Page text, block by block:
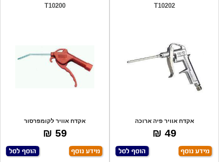
T10202
אקדח אוויר פיה ארוכה
49 ₪
T10200
אקדח אוויר לקומפרסור
59 ₪